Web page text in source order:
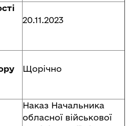
20.11.2023
Щорічно
Наказ Начальника
обласної військової